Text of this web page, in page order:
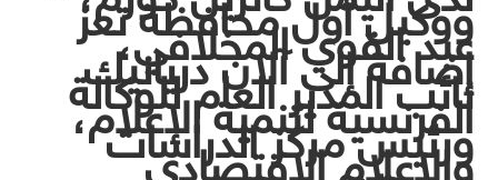
ووكيل أول محافظة تعز
عبد القوي المخلافي،
إضافة إلى آلان دريانيك
نائب المدير العام للوكالة
الفرنسية لتنمية الإعلام،
ورئيس مركز الدراسات
والإعلام الاقتصادي